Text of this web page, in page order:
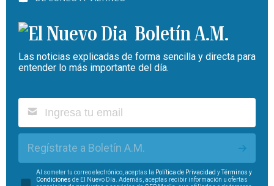
Boletín A.M.
Las noticias explicadas de forma sencilla y directa para
entender lo más importante del día.
Regístrate a Boletín A.M.
Al someter tu correo electrónico, aceptas la Política de Privacidad yTérminos y
Condiciones de El Nuevo Día. Además, aceptas recibir información u ofertas